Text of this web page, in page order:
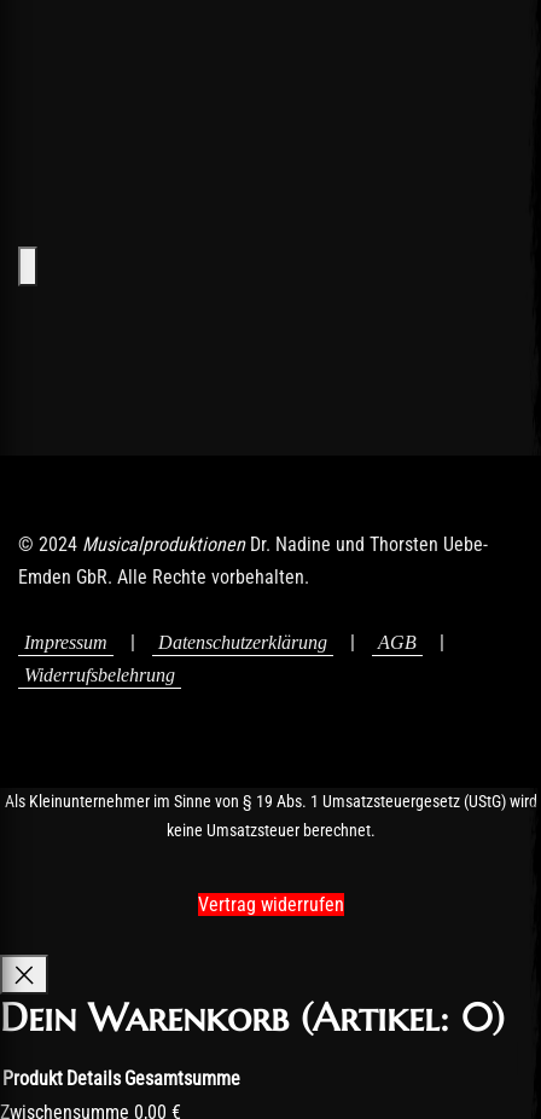
© 2024 MusicalproduktionenDr. Nadine und Thorsten Uebe-
Emden GbR. Alle Rechte vorbehalten.
Impressum Datenschutzerklärung AGB
Widerrufsbelehrung
Als Kleinunternehmer im Sinne von § 19 Abs. 1 Umsatzsteuergesetz (UStG) wird
keine Umsatzsteuer berechnet.
Vertrag widerrufen
Dein Warenkorb (Artikel: 0)
Produkt Details Gesamtsumme
Zwischensumme 0,00 €